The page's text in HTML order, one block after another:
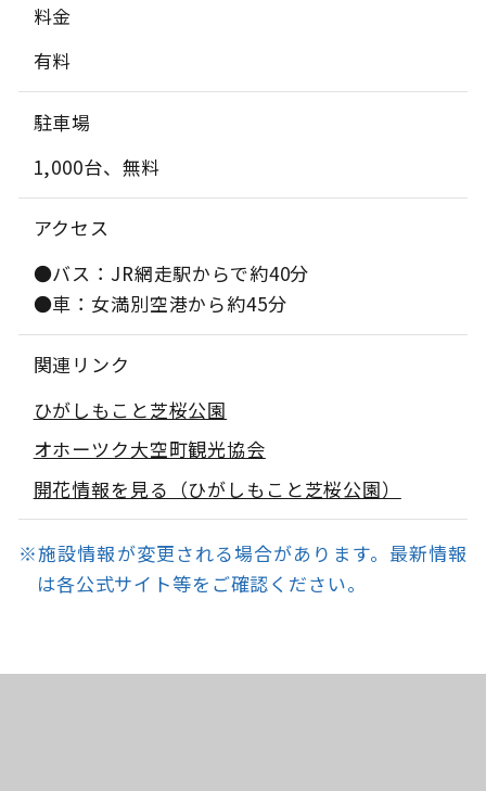
料金
有料
駐車場
1,000台、無料
アクセス
●バス：JR網走駅からで約40分
●車：女満別空港から約45分
関連リンク
ひがしもこと芝桜公園
オホーツク大空町観光協会
開花情報を見る（ひがしもこと芝桜公園）
※施設情報が変更される場合があります。最新情報
は各公式サイト等をご確認ください。